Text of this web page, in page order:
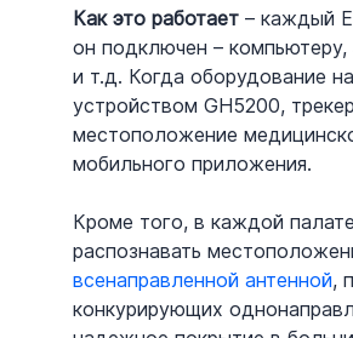
Как это работает – каждый
он подключен – компьютеру,
и т.д. Когда оборудование
устройством GH5200,
местоположение
мобильного приложения.
Кроме того, в каждой
распознавать
всенаправленной антенной,
конкурирующих